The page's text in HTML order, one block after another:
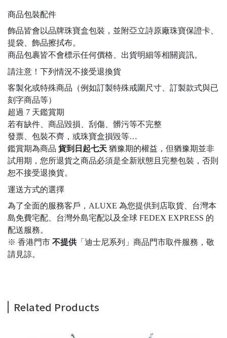
商品包裝配件
飾品皆會以品牌珠寶盒包裝，並附亞立詩原廠珠寶保證卡、
提袋、飾品擦拭布。
商品包裹皆不會標示任何價格、出貨明細等相關資訊。
請注意！下列情況不接受退換貨
客製化或特殊商品（例如訂製特殊戒圍尺寸、訂製款式與已
刻字商品等）
超過 7 天鑑賞期
若有缺件、商品毀損、刮傷、髒污等不完整
發票、包裝不齊，或珠寶盒損毀等…
鑑賞期為商品 貨到日起七天 猶豫期的權益，但猶豫期並非
試用期，您所退貨之商品必須是全新狀態且完整包裝，否則
恕不接受退換貨。
運送方式的選擇
為了全面的服務客戶，ALUXE 為您提供到店取貨、台灣本
島免費宅配、台灣外島宅配以及全球 FEDEX EXPRESS 的
配送服務。
※ 香港門市 不提供 「迪士尼系列」商品門市取件服務，敬
請見諒。
Related Products